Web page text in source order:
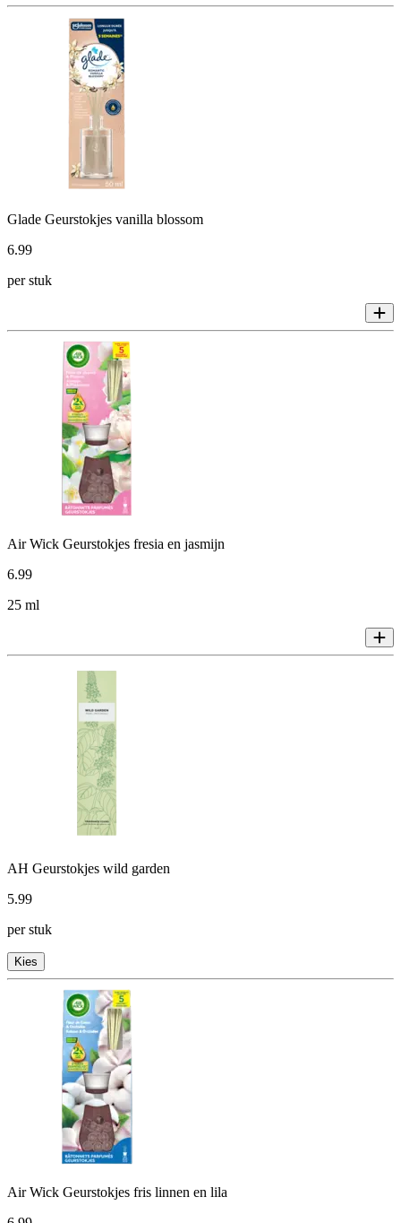
Glade Geurstokjes vanilla blossom
6.99
per stuk
Air Wick Geurstokjes fresia en jasmijn
6.99
25 ml
AH Geurstokjes wild garden
5.99
per stuk
Kies
Air Wick Geurstokjes fris linnen en lila